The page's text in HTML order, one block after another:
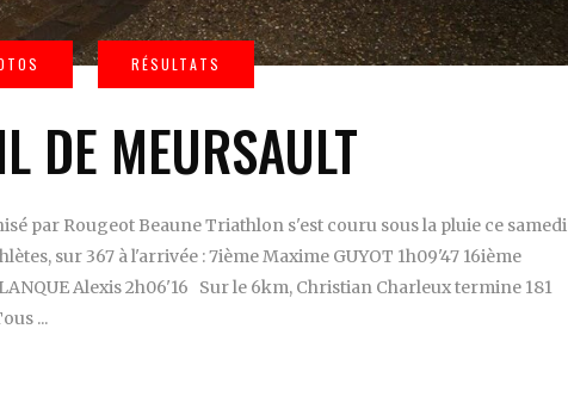
DE MEURSAULT
par Rougeot Beaune Triathlon s'est couru sous la pluie ce samedi
sur 367 à l'arrivée : 7ième Maxime GUYOT 1h09'47 16ième
Alexis 2h06'16 Sur le 6km, Christian Charleux termine 181